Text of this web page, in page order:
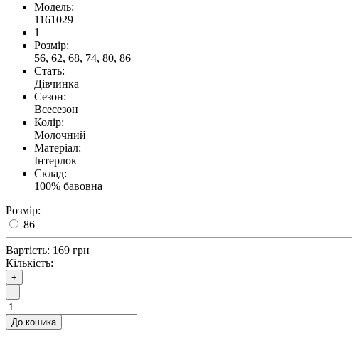
Модель:
1161029
1
Розмір:
56, 62, 68, 74, 80, 86
Стать:
Дівчинка
Сезон:
Всесезон
Колір:
Молочний
Матеріал:
Інтерлок
Склад:
100% бавовна
Розмір:
86
Вартість: 169 грн
Кількість:
+
-
До кошика